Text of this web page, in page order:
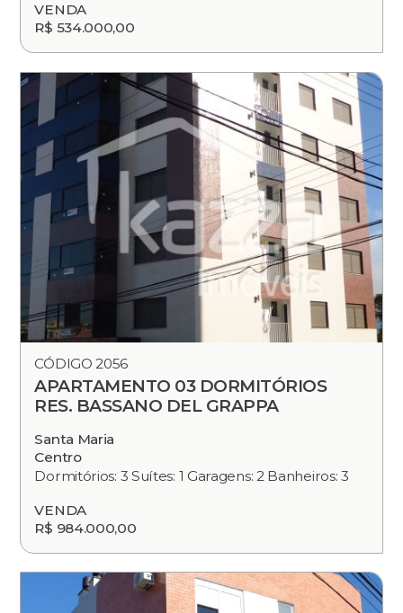
VENDA
R$ 534.000,00
CÓDIGO 2056
APARTAMENTO 03 DORMITÓRIOS
RES. BASSANO DEL GRAPPA
Santa Maria
Centro
Dormitórios: 3 Suítes: 1 Garagens: 2 Banheiros: 3
VENDA
R$ 984.000,00